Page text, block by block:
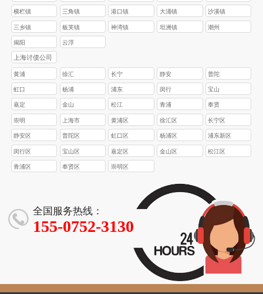
横栏镇 三角镇 港口镇 大涌镇 沙溪镇
三乡镇 板芙镇 神湾镇 坦洲镇 潮州
揭阳 云浮
上海讨债公司
黄浦 徐汇 长宁 静安 普陀
虹口 杨浦 浦东 闵行 宝山
嘉定 金山 松江 青浦 奉贤
崇明 上海市 黄浦区 徐汇区 长宁区
静安区 普陀区 虹口区 杨浦区 浦东新区
闵行区 宝山区 嘉定区 金山区 松江区
青浦区 奉贤区 崇明区
全国服务热线：
155-0752-3130